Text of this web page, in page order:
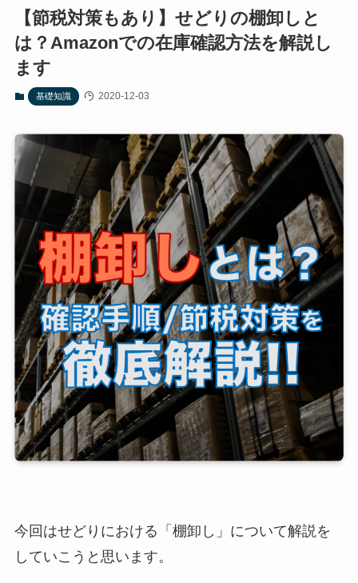
【節税対策もあり】せどりの棚卸しと
は？Amazonでの在庫確認方法を解説し
ます
基礎知識 2020-12-03
今回はせどりにおける「棚卸し」について解説を
していこうと思います。